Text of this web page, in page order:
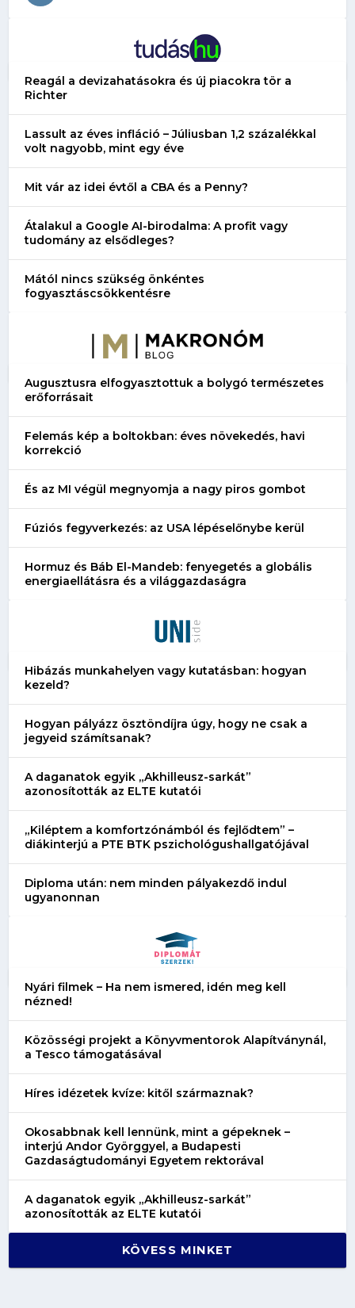
Reagál a devizahatásokra és új piacokra tör a
Richter
Lassult az éves infláció – Júliusban 1,2 százalékkal
volt nagyobb, mint egy éve
Mit vár az idei évtől a CBA és a Penny?
Átalakul a Google AI-birodalma: A profit vagy
tudomány az elsődleges?
Mától nincs szükség önkéntes
fogyasztáscsökkentésre
Augusztusra elfogyasztottuk a bolygó természetes
erőforrásait
Felemás kép a boltokban: éves növekedés, havi
korrekció
És az MI végül megnyomja a nagy piros gombot
Fúziós fegyverkezés: az USA lépéselőnybe kerül
Hormuz és Báb El-Mandeb: fenyegetés a globális
energiaellátásra és a világgazdaságra
Hibázás munkahelyen vagy kutatásban: hogyan
kezeld?
Hogyan pályázz ösztöndíjra úgy, hogy ne csak a
jegyeid számítsanak?
A daganatok egyik „Akhilleusz-sarkát”
azonosították az ELTE kutatói
„Kiléptem a komfortzónámból és fejlődtem” –
diákinterjú a PTE BTK pszichológushallgatójával
Diploma után: nem minden pályakezdő indul
ugyanonnan
Nyári filmek – Ha nem ismered, idén meg kell
nézned!
Közösségi projekt a Könyvmentorok Alapítványnál,
a Tesco támogatásával
Híres idézetek kvíze: kitől származnak?
Okosabbnak kell lennünk, mint a gépeknek –
interjú Andor Györggyel, a Budapesti
Gazdaságtudományi Egyetem rektorával
A daganatok egyik „Akhilleusz-sarkát”
azonosították az ELTE kutatói
KÖVESS MINKET